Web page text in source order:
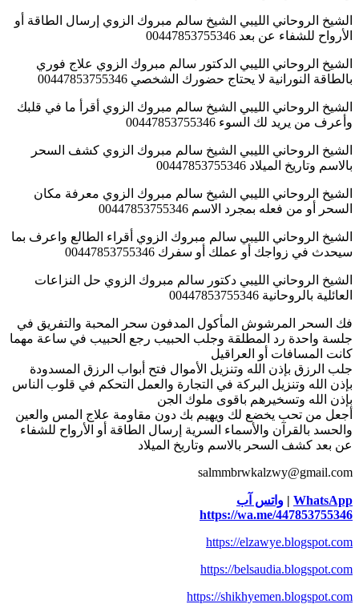
الشيخ الروحاني الليبي الشيخ سالم مبروك الزوي إرسال الطاقة أو
الأرواح للشفاء عن بعد 00447853755346
الشيخ الروحاني الليبي الدكتور سالم مبروك الزوي علاج فوري
بالطاقة النورانية لا يحتاج حضورك الشخصي 00447853755346
الشيخ الروحاني الليبي الشيخ سالم مبروك الزوي أقرأ ما في قلبك
وأعرف من يريد لك السوء 00447853755346
الشيخ الروحاني الليبي الشيخ سالم مبروك الزوي كشف السحر
بالاسم وتاريخ الميلاد 00447853755346
الشيخ الروحاني الليبي الشيخ سالم مبروك الزوي معرفة مكان
السحر أو من فعله بمجرد الاسم 00447853755346
الشيخ الروحاني الليبي سالم مبروك الزوي أقراء الطالع واعرف بما
سيحدث في زواجك أو عملك أو سفرك 00447853755346
الشيخ الروحاني الليبي دكتور سالم مبروك الزوي حل النزاعات
العائلية بالروحانية 00447853755346
فك السحر المرشوش المأكول المدفون سحر المحبة والتفريق في
جلسة واحدة رد المطلقة وجلب الحبيب رجع الحبيب في ساعة مهما
كانت المسافات أو العراقيل
جلب الرزق بإذن الله وتنزيل الأموال فتح أبواب الرزق المسدودة
بإذن الله وتنزيل البركة في التجارة والعمل التحكم في قلوب الناس
بإذن الله وتسخيرهم باقوى ملوك الجن
أجعل من تحب يخضع لك ويهيم بك دون مقاومة علاج المس والعين
والحسد بالقرآن والأسماء السرية إرسال الطاقة أو الأرواح للشفاء
عن بعد كشف السحر بالاسم وتاريخ الميلاد
salmmbrwkalzwy@gmail.com
WhatsApp
| واتس آب
https://wa.me/447853755346
https://elzawye.blogspot.com
https://belsaudia.blogspot.com
https://shikhyemen.blogspot.com